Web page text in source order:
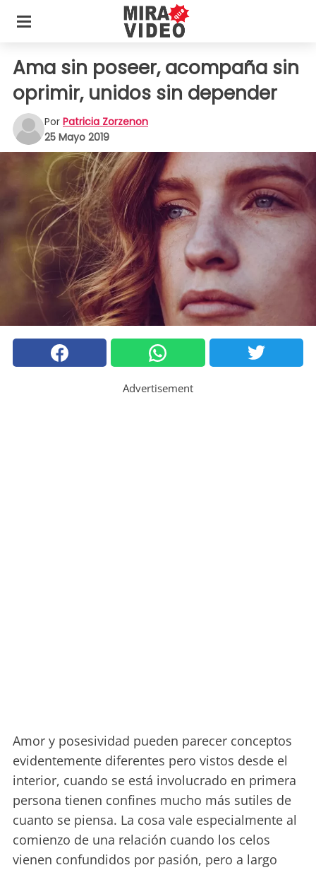
Ama sin poseer, acompaña sin
oprimir, unidos sin depender
Por Patricia Zorzenon
25 Mayo 2019
Advertisement
Amor y posesividad pueden parecer conceptos
evidentemente diferentes pero vistos desde el
interior, cuando se está involucrado en primera
persona tienen confines mucho más sutiles de
cuanto se piensa. La cosa vale especialmente al
comienzo de una relación cuando los celos
vienen confundidos por pasión, pero a largo